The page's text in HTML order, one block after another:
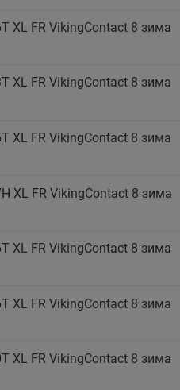
XL FR VikingContact 8 зима
XL FR VikingContact 8 зима
XL FR VikingContact 8 зима
XL FR VikingContact 8 зима
XL FR VikingContact 8 зима
XL FR VikingContact 8 зима
XL FR VikingContact 8 зима